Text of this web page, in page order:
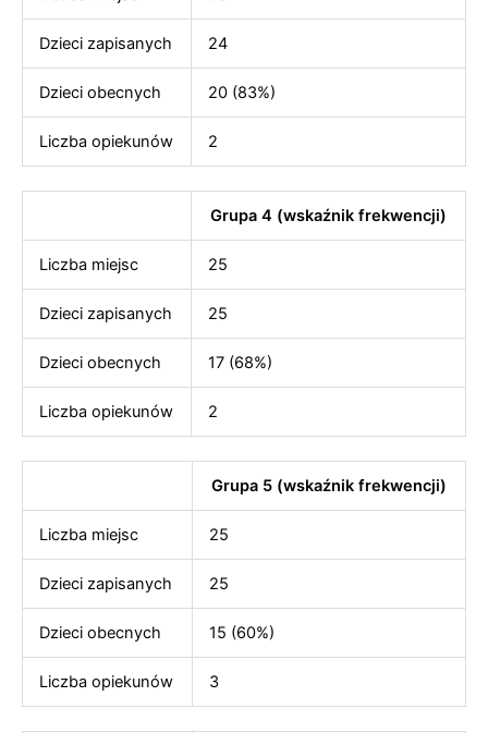
Dzieci zapisanych 24
Dzieci obecnych 20 (83%)
Liczba opiekunów 2
Grupa 4 (wskaźnik frekwencji)
Liczba miejsc 25
Dzieci zapisanych 25
Dzieci obecnych 17 (68%)
Liczba opiekunów 2
Grupa 5 (wskaźnik frekwencji)
Liczba miejsc 25
Dzieci zapisanych 25
Dzieci obecnych 15 (60%)
Liczba opiekunów 3